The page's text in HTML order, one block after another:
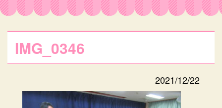
IMG_0346
2021/12/22